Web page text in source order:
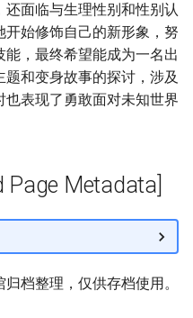
面临与生理性别和性别认
始修饰自己的新形象，努
，最终希望能成为一名出
和变身故事的探讨，涉及
表现了勇敢面对未知世界
Metadata]
档整理，仅供存档使用。